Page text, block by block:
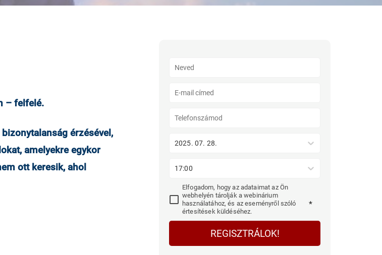
– felfelé.
érzésével,
amelyekre egykor
ott keresik, ahol
2025. 07. 28.
17:00
Elfogadom, hogy az adataimat az Ön
webhelyén tárolják a webinárium
használatához, és az eseményről szóló
értesítések küldéséhez.
*
REGISZTRÁLOK!